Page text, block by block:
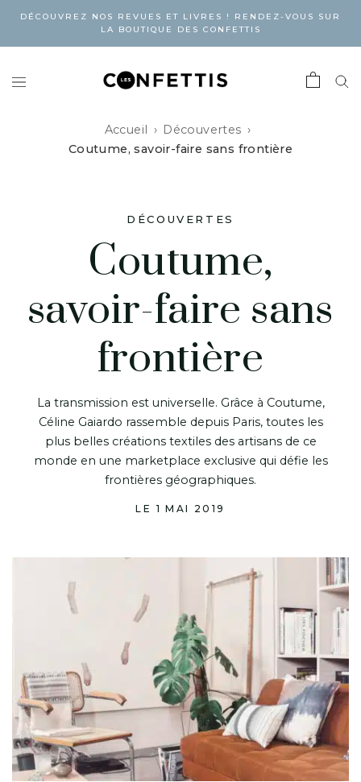
DÉCOUVREZ NOS REVUES ET LIVRES ! RENDEZ-VOUS SUR
LA BOUTIQUE DES CONFETTIS
Accueil
Découvertes
Coutume, savoir-faire sans frontière
DÉCOUVERTES
Coutume,
savoir-faire sans
frontière
La transmission est universelle. Grâce à Coutume,
Céline Gaiardo rassemble depuis Paris, toutes les
plus belles créations textiles des artisans de ce
monde en une marketplace exclusive qui défie les
frontières géographiques.
LE 1 MAI 2019